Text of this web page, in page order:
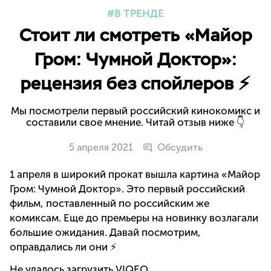
В ТРЕНДЕ
Стоит ли смотреть «Майор
Гром: Чумной Доктор»:
рецензия без спойлеров ⚡
Мы посмотрели первый российский кинокомикс и
составили свое мнение. Читай отзыв ниже 👇
5 апреля 2021 Обсудить
1 апреля в широкий прокат вышла картина «Майор
Гром: Чумной Доктор». Это первый российский
фильм, поставленный по российским же
комиксам. Еще до премьеры на новинку возлагали
большие ожидания. Давай посмотрим,
оправдались ли они ⚡